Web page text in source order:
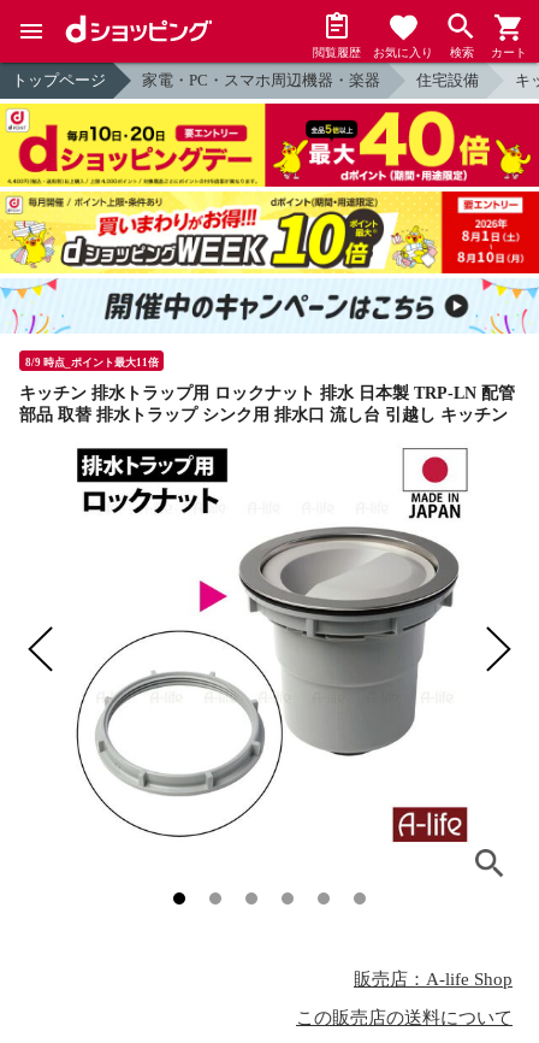
閲覧履歴 お気に入り 検索 カート
トップページ 家電・PC・スマホ周辺機器・楽器 住宅設備 キ
8/9 時点_ポイント最大11倍
キッチン 排水トラップ用 ロックナット 排水 日本製 TRP-LN 配管
部品 取替 排水トラップ シンク用 排水口 流し台 引越し キッチン
販売店：A-life Shop
この販売店の送料について